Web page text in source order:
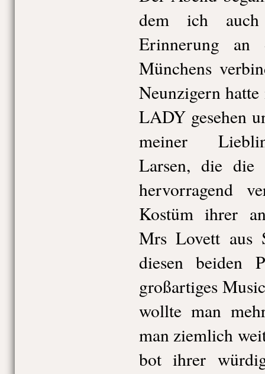
dem ich
Erinnerung an
Münchens
Neunzigern
LADY gesehen
meiner
Larsen, die die
hervorragend
Kostüm ihrer
Mrs Lovett aus
diesen beiden
großartiges
wollte man
man ziemlich
bot ihrer